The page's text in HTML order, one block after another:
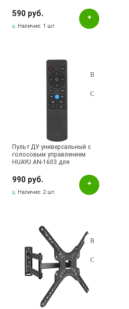
590 руб.
Наличие: 1 шт.
Пульт ДУ универсальный с
голосовым управлением
HUAYU AN-1603 для
Витязь (Vityas), HYUNDAI,
LEFF, STARWIND, VEKTA, цвет
черный
990 руб.
Наличие: 2 шт.